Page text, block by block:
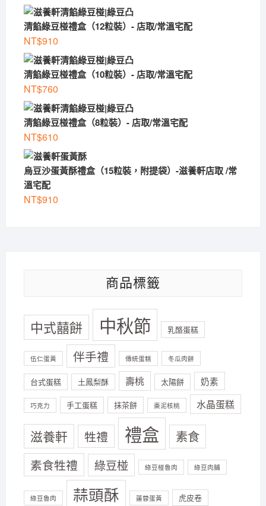
清餡綠豆椪禮盒（12粒裝）- 店取/常溫宅配
NT$910
清餡綠豆椪禮盒（10粒裝）- 店取/常溫宅配
NT$760
清餡綠豆椪禮盒（8粒裝）- 店取/常溫宅配
NT$610
烏豆沙蛋黃酥禮盒（15粒裝，附提袋）-滋養軒店取 /常
溫宅配
NT$910
商品標籤
中式囍餅 中秋節 乳酪蛋糕
伍仁蛋黃 伴手禮 傳統蛋糕 冬瓜肉餅
台式蛋糕 土鳳梨酥 壽桃 太陽餅 奶素
巧克力 手工蛋糕 抹茶餅 棗泥核桃 水晶蛋糕
滋養軒 牲禮 禮盒
素食
素食牲禮
綠豆椪 綠豆椪魯肉 綠豆肉脯
綠豆魯肉 蒜頭酥 蓮蓉蛋黃 虎皮卷